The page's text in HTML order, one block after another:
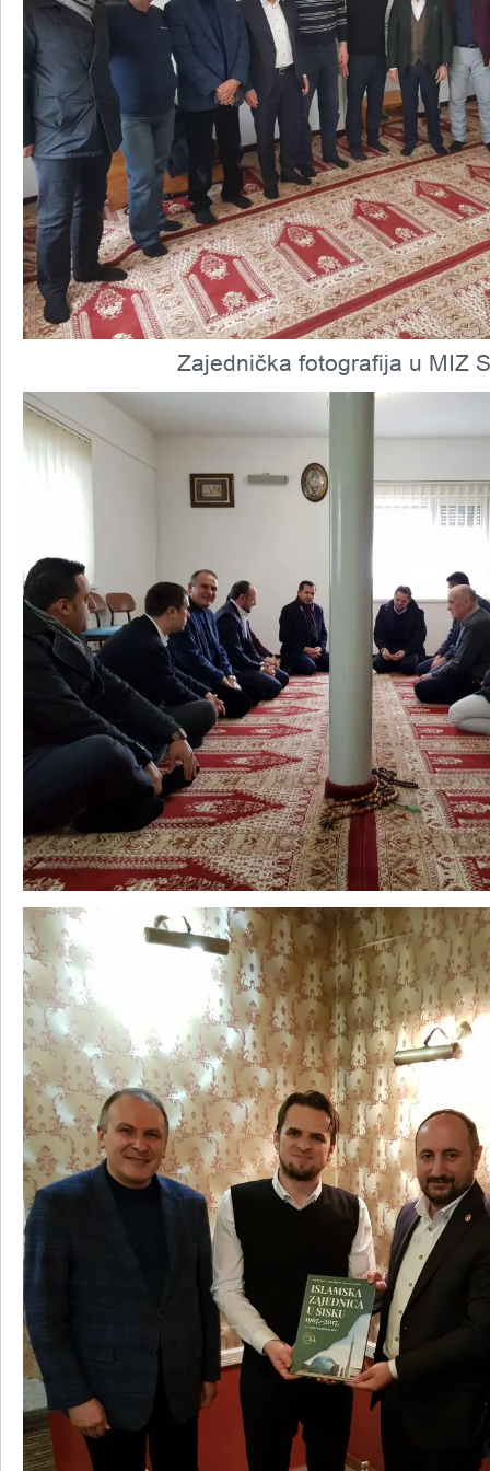
Zajednička fotografija u MIZ